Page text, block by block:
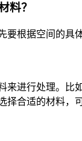
料？
要根据空间的具
来进行处理。比
择合适的材料，